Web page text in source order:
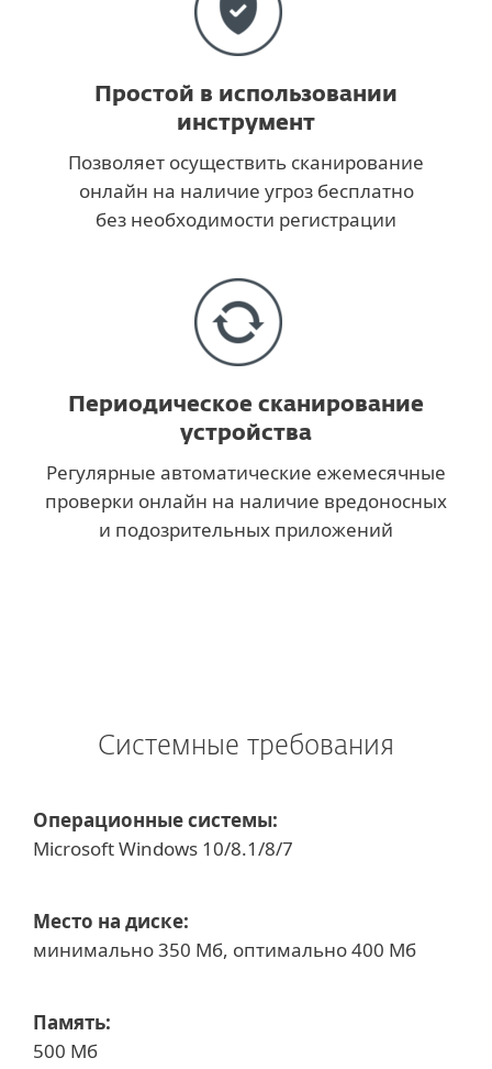
Простой в использовании
инструмент
Позволяет осуществить сканирование
онлайн на наличие угроз бесплатно
без необходимости регистрации
Периодическое сканирование
устройства
Регулярные автоматические ежемесячные
проверки онлайн на наличие вредоносных
и подозрительных приложений
Системные требования
Операционные системы:
Microsoft Windows 10/8.1/8/7
Место на диске:
минимально 350 Мб, оптимально 400 Мб
Память:
500 Мб